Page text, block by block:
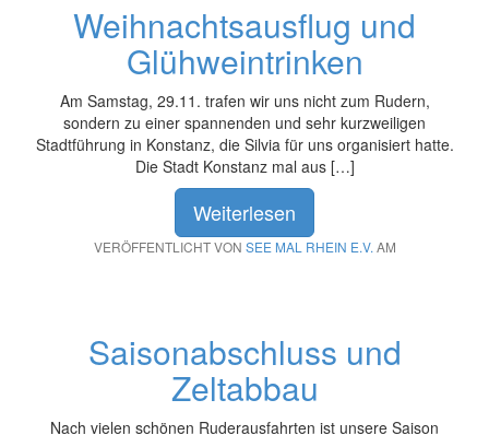
Weihnachtsausflug und
Glühweintrinken
Am Samstag, 29.11. trafen wir uns nicht zum Rudern,
sondern zu einer spannenden und sehr kurzweiligen
Stadtführung in Konstanz, die Silvia für uns organisiert hatte.
Die Stadt Konstanz mal aus […]
Weiterlesen
VERÖFFENTLICHT VON SEE MAL RHEIN E.V. AM
Saisonabschluss und
Zeltabbau
Nach vielen schönen Ruderausfahrten ist unsere Saison